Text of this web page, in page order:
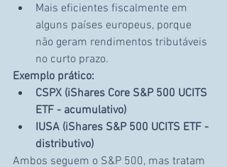
Mais eficientes fiscalmente em
alguns países europeus, porque
não geram rendimentos tributáveis
no curto prazo.
Exemplo prático:
CSPX (iShares Core S&P 500 UCITS
ETF - acumulativo)
IUSA (iShares S&P 500 UCITS ETF -
distributivo)
Ambos seguem o S&P 500, mas tratam